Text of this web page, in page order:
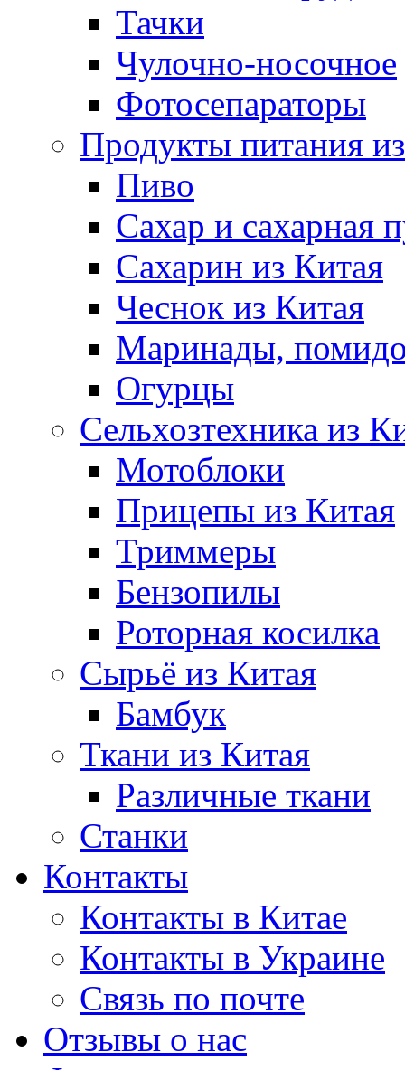
Тачки
Чулочно-носочное
Фотосепараторы
Продукты питания
Пиво
Сахар и сахарная
Сахарин из Китая
Чеснок из Китая
Маринады,
Огурцы
Сельхозтехника из
Мотоблоки
Прицепы из Китая
Триммеры
Бензопилы
Роторная косилка
Сырьё из Китая
Бамбук
Ткани из Китая
Различные ткани
Станки
Контакты
Контакты в Китае
Контакты в Украине
Связь по почте
Отзывы о нас